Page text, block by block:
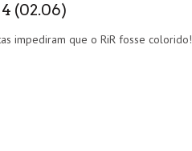
4 (02.06)
impediram que o RiR fosse colorido!